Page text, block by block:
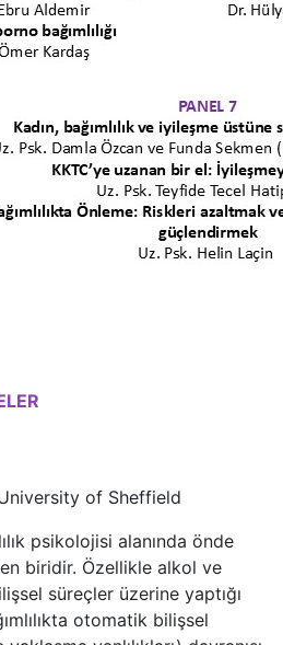
of Sheffield
psikolojisi alanında önde
biridir. Özellikle alkol ve
süreçler üzerine yaptığı
otomatik bilişsel